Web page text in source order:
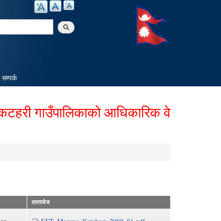
सम्पर्क
गाउँपालिकाको आधिकारिक वेबसाईटमा
दस्तावेज